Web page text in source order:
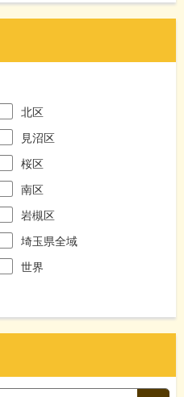
北区
見沼区
桜区
南区
岩槻区
埼玉県全域
世界